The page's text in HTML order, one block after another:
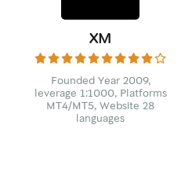
XM
Founded Year 2009,
leverage 1:1000, Platforms
MT4/MT5, Website 28
languages